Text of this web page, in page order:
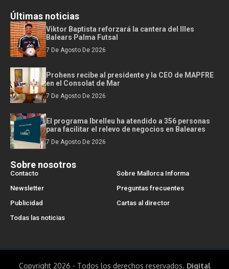
Últimas noticias
Viktor Baptista reforzará la cantera del Illes
Balears Palma Futsal
7 De Agosto De 2026
Prohens recibe al presidente y la CEO de MAPFRE
en el Consolat de Mar
7 De Agosto De 2026
El programa Ibrelleu ha atendido a 356 personas
para facilitar el relevo de negocios en Baleares
7 De Agosto De 2026
Sobre nosotros
Contacto
Sobre Mallorca Informa
Newsletter
Preguntas frecuentes
Publicidad
Cartas al director
Todas las noticias
Copyright 2026 - Todos los derechos reservados. Digital